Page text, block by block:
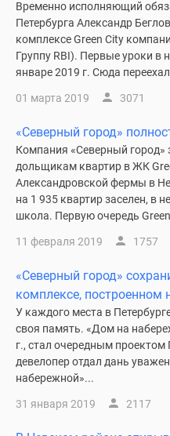
Временно исполняющий
Петербурга Александр
комплексе Green City
Группу RBI). Первые уроки
январе 2019 г. Сюда
01 марта 2019 3071
«Северный город»
Компания «Северный город»
дольщикам квартир в ЖК
Александровской фермы в
на 1 935 квартир заселен, в
школа. Первую очередь
11 февраля 2019 1757
«Северный город»
комплексе, построенном
У каждого места в
своя память. «Дом на
г., стал очередным проектом
девелопер отдал дань
набережной»...
31 января 2019 2117